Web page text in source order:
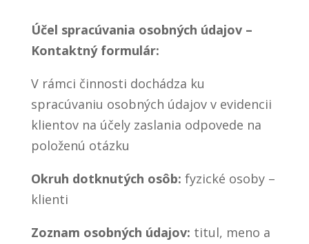
Účel spracúvania osobných údajov –
Kontaktný formulár:
V rámci činnosti dochádza ku
spracúvaniu osobných údajov v evidencii
klientov na účely zaslania odpovede na
položenú otázku
Okruh dotknutých osôb: fyzické osoby –
klienti
Zoznam osobných údajov: titul, meno a